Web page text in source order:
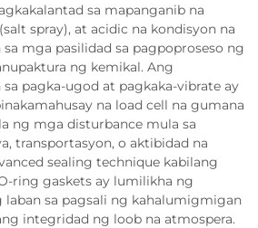
sa mapanganib na
spray), at acidic na kondisyon na
mga pasilidad sa pagpoproseso ng
ng kemikal. Ang
pagka-ugod at pagkaka-vibrate ay
na load cell na gumana
ng mga disturbance mula sa
transportasyon, o aktibidad na
sealing technique kabilang
ring gaskets ay lumilikha ng
laban sa pagsali ng kahalumigmigan
integridad ng loob na atmospera.